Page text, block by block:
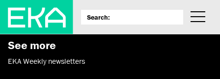
See more
EKA Weekly newsletters